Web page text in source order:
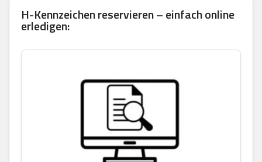
H-Kennzeichen reservieren – einfach online
erledigen: